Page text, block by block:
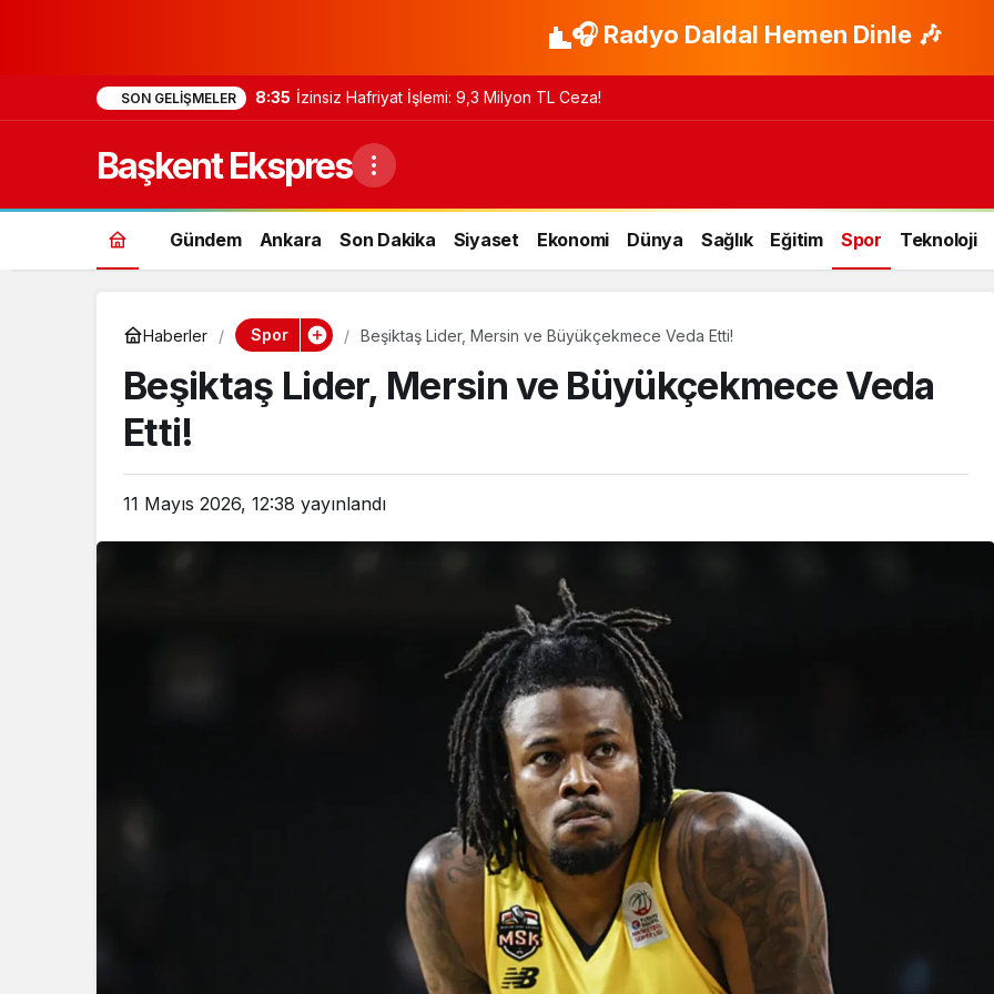
🎧 Radyo Daldal Hemen Dinle 🎶
SON GELIŞMELER 8:35 İzinsiz Hafriyat İşlemi: 9,3 Milyon TL Ceza!
Başkent Ekspres
Gündem Ankara Son Dakika Siyaset Ekonomi Dünya Sağlık Eğitim Spor Teknoloji
Haberler Spor Beşiktaş Lider, Mersin ve Büyükçekmece Veda Etti!
Beşiktaş Lider, Mersin ve Büyükçekmece Veda
Etti!
11 Mayıs 2026, 12:38 yayınlandı